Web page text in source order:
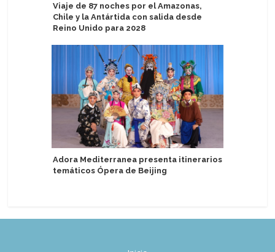
Viaje de 87 noches por el Amazonas,
Chile y la Antártida con salida desde
Reino Unido para 2028
Adora Mediterranea presenta itinerarios
temáticos Ópera de Beijing